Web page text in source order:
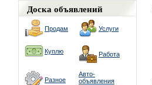
Доска объявлений
Продам Услуги
Куплю Работа
Разное
Авто-
объявления